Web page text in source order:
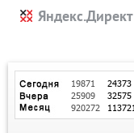
Яндекс.Директ